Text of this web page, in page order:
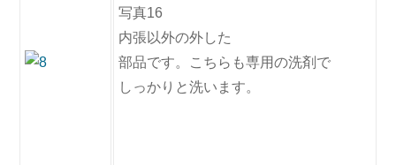
写真16
内張以外の外した
部品です。こちらも専用の洗剤で
しっかりと洗います。